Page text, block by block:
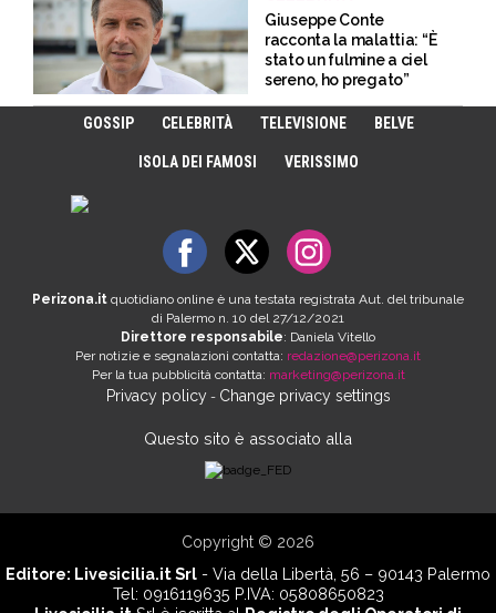
Giuseppe Conte
racconta la malattia: “È
stato un fulmine a ciel
sereno, ho pregato”
GOSSIP CELEBRITÀ TELEVISIONE BELVE
ISOLA DEI FAMOSI VERISSIMO
Perizona.it quotidiano online è una testata registrata Aut. del tribunale
di Palermo n. 10 del 27/12/2021
Direttore responsabile: Daniela Vitello
Per notizie e segnalazioni contatta: redazione@perizona.it
Per la tua pubblicità contatta: marketing@perizona.it
Privacy policy- Change privacy settings
Questo sito è associato alla
Copyright © 2026
Editore: Livesicilia.it Srl - Via della Libertà, 56 – 90143 Palermo
Tel: 0916119635 P.IVA: 05808650823